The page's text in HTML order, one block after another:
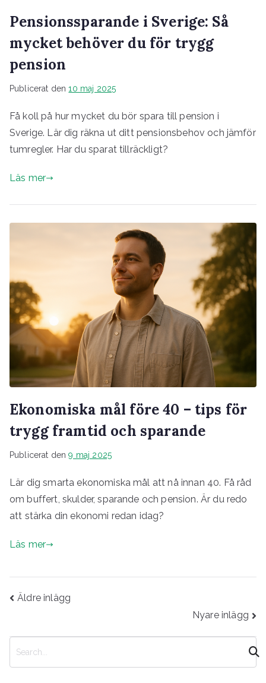
Pensionssparande i Sverige: Så
mycket behöver du för trygg
pension
Publicerat den10 maj 2025
Få koll på hur mycket du bör spara till pension i
Sverige. Lär dig räkna ut ditt pensionsbehov och jämför
tumregler. Har du sparat tillräckligt?
Läs mer
Ekonomiska mål före 40 – tips för
trygg framtid och sparande
Publicerat den9 maj 2025
Lär dig smarta ekonomiska mål att nå innan 40. Få råd
om buffert, skulder, sparande och pension. Är du redo
att stärka din ekonomi redan idag?
Läs mer
Inläggsnavigering
Äldre inlägg
Nyare inlägg